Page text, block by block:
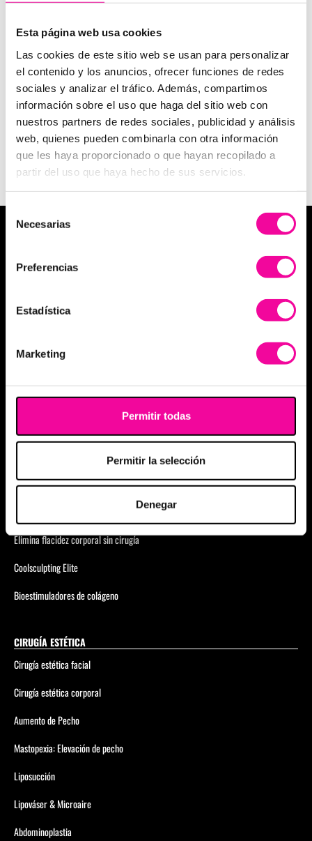
Esta página web usa cookies
Las cookies de este sitio web se usan para personalizar
el contenido y los anuncios, ofrecer funciones de redes
sociales y analizar el tráfico. Además, compartimos
información sobre el uso que haga del sitio web con
nuestros partners de redes sociales, publicidad y análisis
web, quienes pueden combinarla con otra información
que les haya proporcionado o que hayan recopilado a
partir del uso que haya hecho de sus servicios.
Selección
Necesarias
Preferencias
Estadística
Marketing
Permitir todas
Permitir la selección
Denegar
PIDE MÁS
INFORMACIÓN
Ver Política privacidad y protección de datos
Ver Suscripción a la Newsletter
Medicina estética facial
Aumento de labios
Eliminar ojeras
Foxy Eyes
Elimina flacidez corporal sin cirugía
Coolsculpting Elite
Bioestimuladores de colágeno
CIRUGÍA ESTÉTICA
Cirugía estética facial
Cirugía estética corporal
Aumento de Pecho
Mastopexia: Elevación de pecho
Liposucción
Lipováser & Microaire
Abdominoplastia